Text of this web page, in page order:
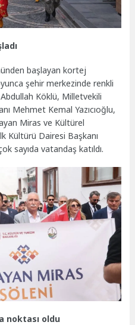
başlayan kortej
şehir merkezinde renkli
Köklü, Milletvekili
Mehmet Kemal Yazıcıoğlu,
Miras ve Kültürel
Kültürü Dairesi Başkanı
sayıda vatandaş katıldı.
noktası oldu